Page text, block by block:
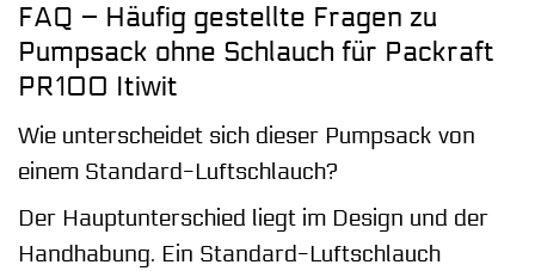
FAQ – Häufig gestellte Fragen zu
Pumpsack ohne Schlauch für Packraft
PR100 Itiwit
Wie unterscheidet sich dieser Pumpsack von
einem Standard-Luftschlauch?
Der Hauptunterschied liegt im Design und der
Handhabung. Ein Standard-Luftschlauch